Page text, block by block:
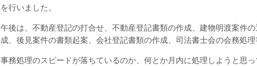
を行いました。
午後は、不動産登記の打合せ、不動産登記書類の作成、建物明渡案件
成、後見案件の書類起案、会社登記書類の作成、司法書士会の会務処理
事務処理のスピードが落ちているのか、何とか月内に処理しようと思